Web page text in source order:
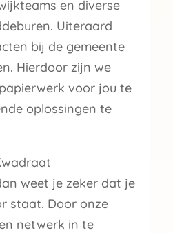
en diverse
Uiteraard
bij de gemeente
Hierdoor zijn we
voor jou te
oplossingen te
weet je zeker dat je
staat. Door onze
netwerk in te